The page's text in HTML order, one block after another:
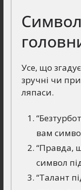
Усе, що
зручні чи
ляпаси.
вам
“Правда,
символ
“Талант